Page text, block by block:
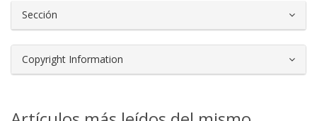
Sección
Copyright Information